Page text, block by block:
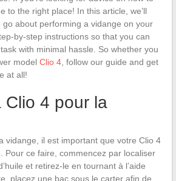
to the right place! In this article, we’ll
go about performing a vidange on your
by-step instructions so that you can
with minimal hassle. So whether you
model Clio 4, follow our guide and get
at all!
Clio 4 pour la
vidange, il est important que votre Clio 4
Pour ce faire, commencez par localiser
et retirez-le en tournant à l’aide
placez une bac sous le carter afin de